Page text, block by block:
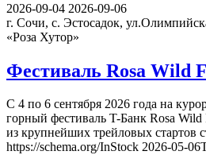
2026-09-04 2026-09-06
г. Сочи, с. Эстосадок,
«Роза Хутор»
Фестиваль Rosa Wild
С 4 по 6 сентября 2026 года на
горный фестиваль T-Банк Rosa
из крупнейших трейловых стартов
https://schema.org/InStock 2026-05-